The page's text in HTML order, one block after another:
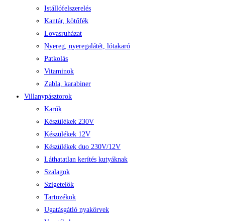
Istállófelszerelés
Kantár, kötőfék
Lovasruházat
Nyereg, nyeregalátét, lótakaró
Patkolás
Vitaminok
Zabla, karabiner
Villanypásztorok
Karók
Készülékek 230V
Készülékek 12V
Készülékek duo 230V/12V
Láthatatlan kerítés kutyáknak
Szalagok
Szigetelők
Tartozékok
Ugatásgátló nyakörvek